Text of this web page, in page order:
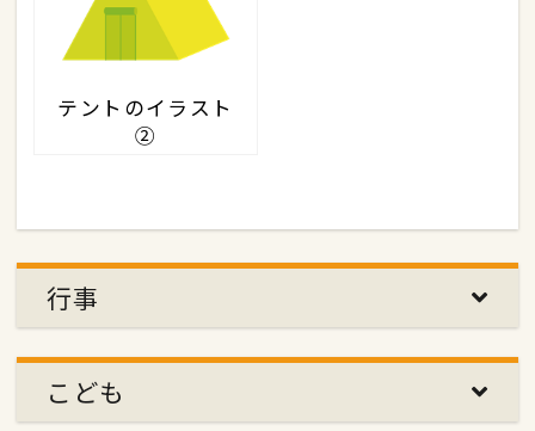
テントのイラスト
②
行事
こども